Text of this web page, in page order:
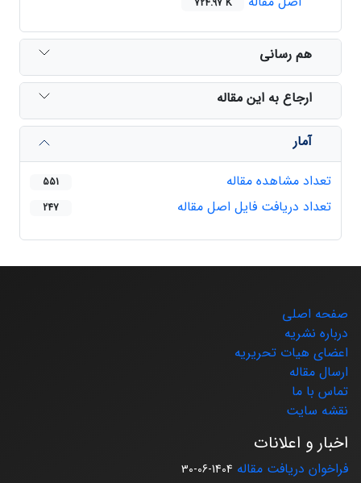
هم رسانی
ارجاع به این مقاله
آمار
تعداد مشاهده مقاله
551
تعداد دریافت فایل اصل مقاله 247
صفحه اصلی
درباره نشریه
اعضای هیات تحریریه
ارسال مقاله
تماس با ما
نقشه سایت
اخبار و اعلانات
فراخوان دریافت مقاله 1404-06-30